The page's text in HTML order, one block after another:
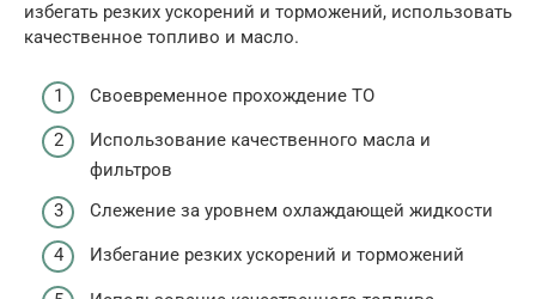
избегать резких ускорений и торможений, использовать
качественное топливо и масло.
Своевременное прохождение ТО
Использование качественного масла и
фильтров
Слежение за уровнем охлаждающей жидкости
Избегание резких ускорений и торможений